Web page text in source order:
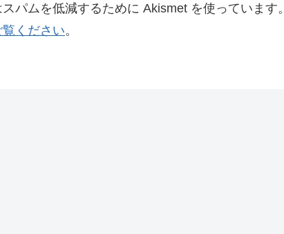
パムを低減するために Akismet を使っています。
ください。